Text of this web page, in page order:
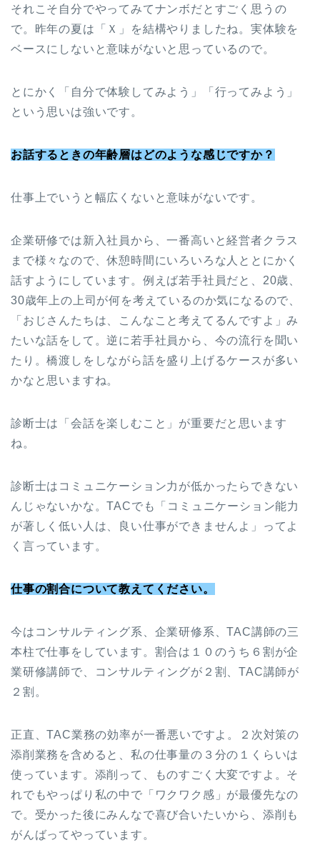
それこそ自分でやってみてナンボだとすごく思うの
で。昨年の夏は「Ｘ」を結構やりましたね。実体験を
ベースにしないと意味がないと思っているので。
とにかく「自分で体験してみよう」「行ってみよう」
という思いは強いです。
お話するときの年齢層はどのような感じですか？
仕事上でいうと幅広くないと意味がないです。
企業研修では新入社員から、一番高いと経営者クラス
まで様々なので、休憩時間にいろいろな人ととにかく
話すようにしています。例えば若手社員だと、20歳、
30歳年上の上司が何を考えているのか気になるので、
「おじさんたちは、こんなこと考えてるんですよ」み
たいな話をして。逆に若手社員から、今の流行を聞い
たり。橋渡しをしながら話を盛り上げるケースが多い
かなと思いますね。
診断士は「会話を楽しむこと」が重要だと思います
ね。
診断士はコミュニケーション力が低かったらできない
んじゃないかな。TACでも「コミュニケーション能力
が著しく低い人は、良い仕事ができませんよ」ってよ
く言っています。
仕事の割合について教えてください。
今はコンサルティング系、企業研修系、TAC講師の三
本柱で仕事をしています。割合は１０のうち６割が企
業研修講師で、コンサルティングが２割、TAC講師が
２割。
正直、TAC業務の効率が一番悪いですよ。２次対策の
添削業務を含めると、私の仕事量の３分の１くらいは
使っています。添削って、ものすごく大変ですよ。そ
れでもやっぱり私の中で「ワクワク感」が最優先なの
で。受かった後にみんなで喜び合いたいから、添削も
がんばってやっています。